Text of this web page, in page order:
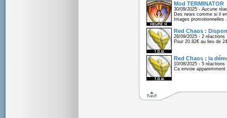
Mod TERMINATOR
30/09/2025 - Aucune
Des news comme si il
Images promotionnelles .
Red Chaos :
26/09/2025 - 2 réactions
Pour 20.82€ au lieu de
Red Chaos : la
10/08/2025 - 5 réactions
Ca envoie apparemment